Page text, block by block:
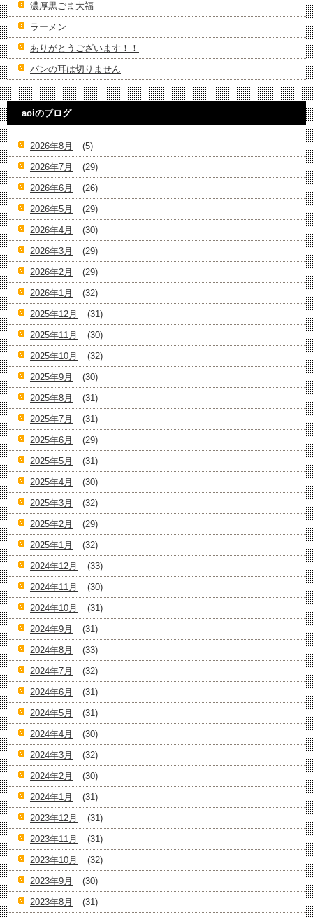
濃厚黒ごま大福
ラーメン
ありがとうございます！！
パンの耳は切りません
aoiのブログ
2026年8月
(5)
2026年7月
(29)
2026年6月
(26)
2026年5月
(29)
2026年4月
(30)
2026年3月
(29)
2026年2月
(29)
2026年1月
(32)
2025年12月
(31)
2025年11月
(30)
2025年10月
(32)
2025年9月
(30)
2025年8月
(31)
2025年7月
(31)
2025年6月
(29)
2025年5月
(31)
2025年4月
(30)
2025年3月
(32)
2025年2月
(29)
2025年1月
(32)
2024年12月
(33)
2024年11月
(30)
2024年10月
(31)
2024年9月
(31)
2024年8月
(33)
2024年7月
(32)
2024年6月
(31)
2024年5月
(31)
2024年4月
(30)
2024年3月
(32)
2024年2月
(30)
2024年1月
(31)
2023年12月
(31)
2023年11月
(31)
2023年10月
(32)
2023年9月
(30)
2023年8月
(31)